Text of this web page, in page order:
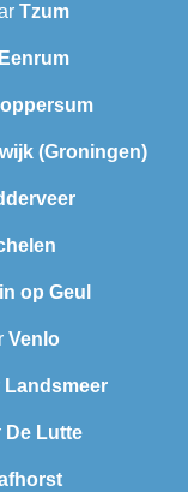
Tzum
Eenrum
(Groningen)
op Geul
Venlo
Landsmeer
De Lutte